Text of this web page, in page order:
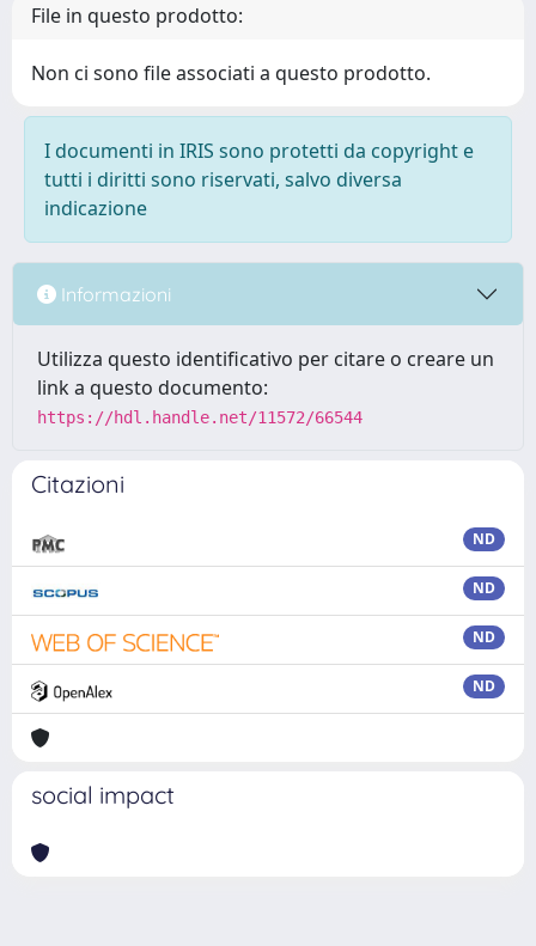
File in questo prodotto:
Non ci sono file associati a questo prodotto.
I documenti in IRIS sono protetti da copyright e
tutti i diritti sono riservati, salvo diversa
indicazione
Informazioni
Utilizza questo identificativo per citare o creare un
link a questo documento:
https://hdl.handle.net/11572/66544
Citazioni
ND
ND
ND
ND
social impact